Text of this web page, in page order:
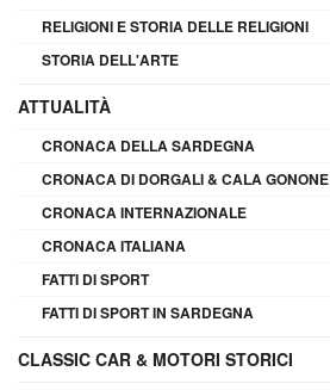
RELIGIONI E STORIA DELLE RELIGIONI
STORIA DELL'ARTE
ATTUALITÀ
CRONACA DELLA SARDEGNA
CRONACA DI DORGALI & CALA GONONE
CRONACA INTERNAZIONALE
CRONACA ITALIANA
FATTI DI SPORT
FATTI DI SPORT IN SARDEGNA
CLASSIC CAR & MOTORI STORICI